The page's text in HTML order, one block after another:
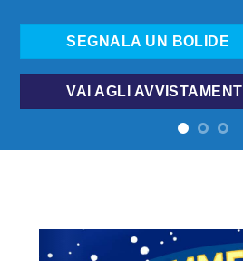
SEGNALA UN BOLIDE
VAI AGLI AVVISTAMENTI